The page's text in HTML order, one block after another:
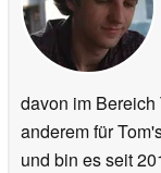
davon im
anderem für
und bin es seit